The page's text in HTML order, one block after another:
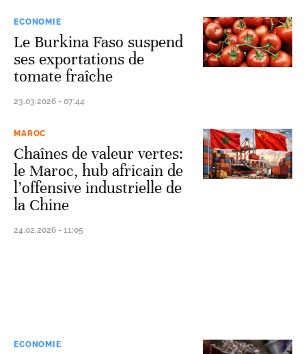
ECONOMIE
Le Burkina Faso suspend
ses exportations de
tomate fraîche
23.03.2026 - 07:44
MAROC
Chaînes de valeur vertes:
le Maroc, hub africain de
l’offensive industrielle de
la Chine
24.02.2026 - 11:05
ECONOMIE